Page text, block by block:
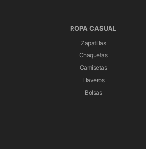
ROPA CASUAL
Zapatillas
Chaquetas
Camisetas
Llaveros
Bolsas